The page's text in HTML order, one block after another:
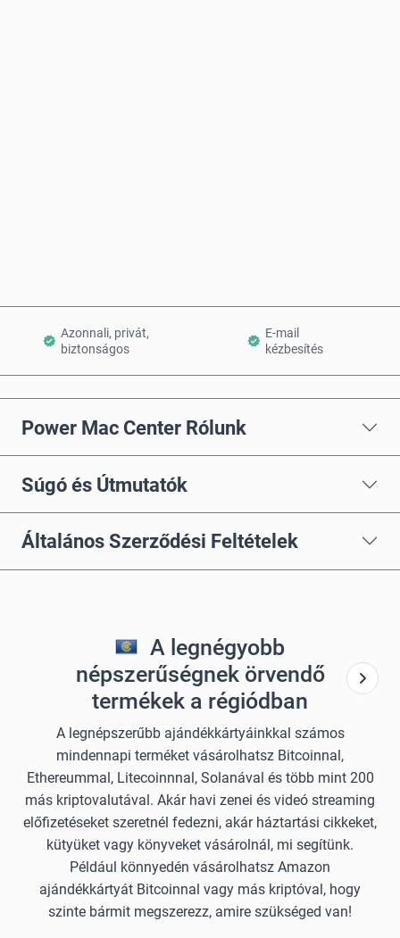
Azonnali, privát,
biztonságos
E-mail
kézbesítés
Power Mac Center Rólunk
Súgó és Útmutatók
Általános Szerződési Feltételek
A legnégyobb
népszerűségnek örvendő
termékek a régiódban
A legnépszerűbb ajándékkártyáinkkal számos
mindennapi terméket vásárolhatsz Bitcoinnal,
Ethereummal, Litecoinnnal, Solanával és több mint 200
más kriptovalutával. Akár havi zenei és videó streaming
előfizetéseket szeretnél fedezni, akár háztartási cikkeket,
kütyüket vagy könyveket vásárolnál, mi segítünk.
Például könnyedén vásárolhatsz Amazon
ajándékkártyát Bitcoinnal vagy más kriptóval, hogy
szinte bármit megszerezz, amire szükséged van!